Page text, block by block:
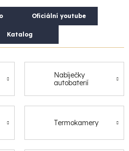
Oficiální youtube
Katalog
Nabíječky
autobaterií
Termokamery